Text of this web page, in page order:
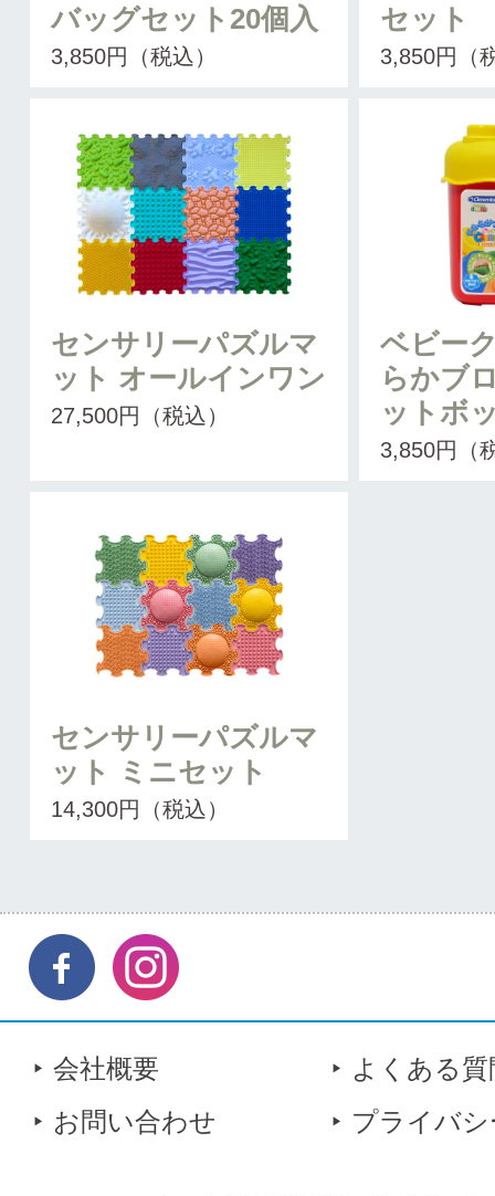
バッグセット20個入
3,850円（税込）
セット
3,850円（
センサリーパズルマ
ット オールインワン
27,500円（税込）
ベビー
らかブ
ットボ
3,850円（
センサリーパズルマ
ット ミニセット
14,300円（税込）
会社概要
よくある質
お問い合わせ
プライバ